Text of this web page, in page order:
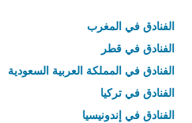
الفنادق في المغرب
الفنادق في قطر
الفنادق في المملكة العربية السعودية
الفنادق في تركيا
الفنادق في إندونيسيا